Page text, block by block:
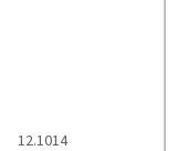
12.1014